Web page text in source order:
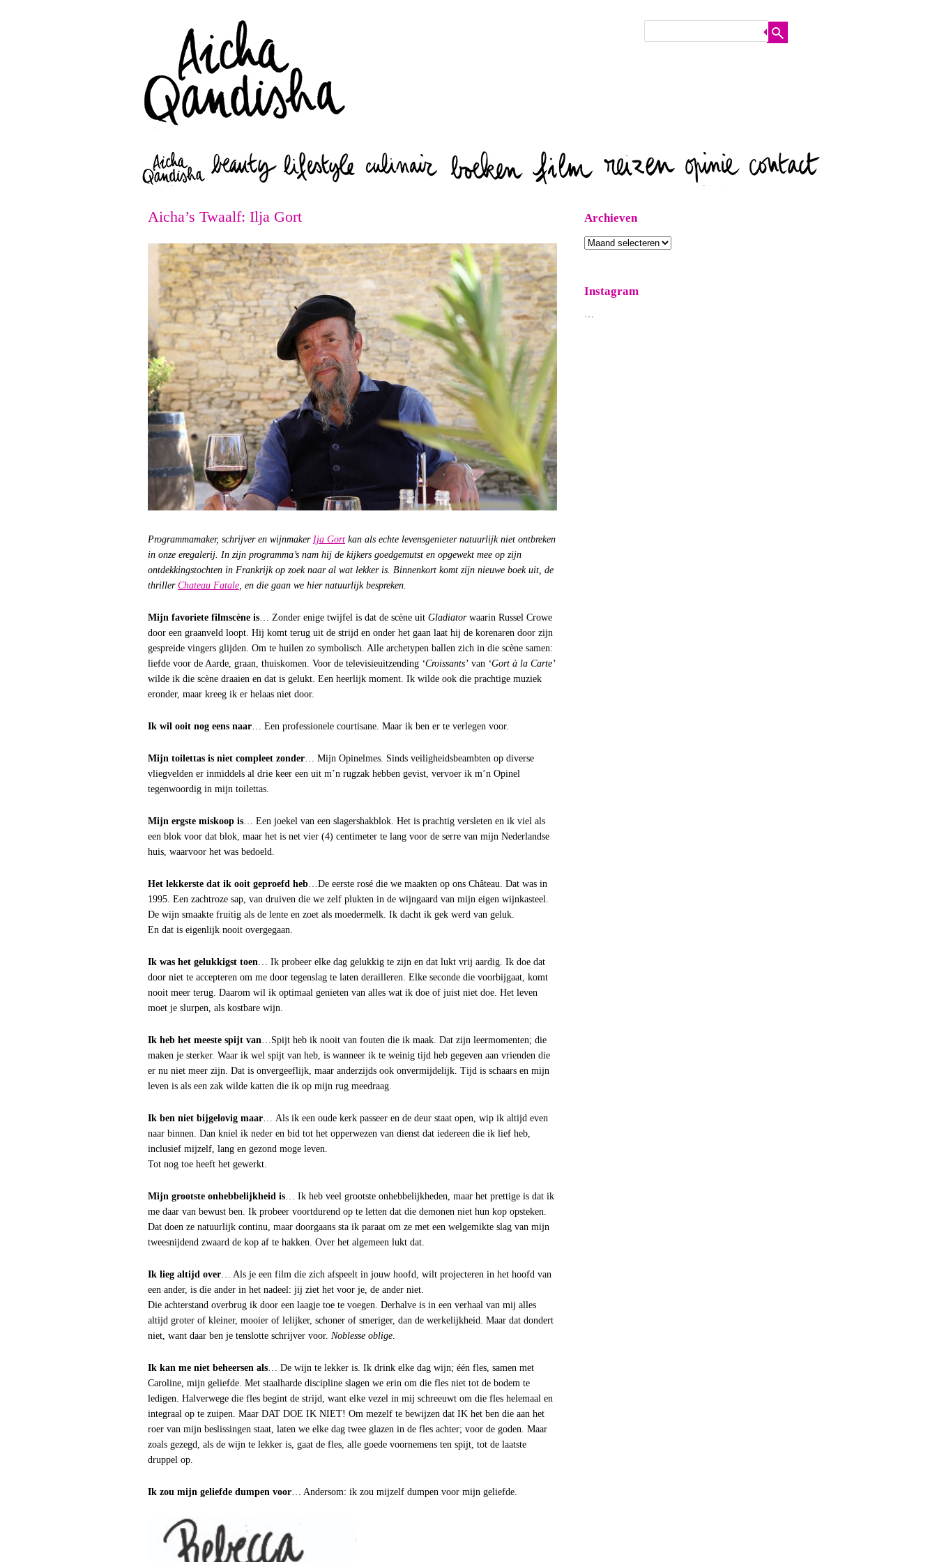
Aicha’s Twaalf: Ilja Gort
Programmamaker, schrijver en wijnmaker Ija Gort kan als echte levensgenieter natuurlijk niet ontbreken
in onze eregalerij. In zijn programma’s nam hij de kijkers goedgemutst en opgewekt mee op zijn
ontdekkingstochten in Frankrijk op zoek naar al wat lekker is. Binnenkort komt zijn nieuwe boek uit, de
thriller Chateau Fatale , en die gaan we hier natuurlijk bespreken.
Mijn favoriete filmscène is … Zonder enige twijfel is dat de scène uit Gladiatorwaarin Russel Crowe
door een graanveld loopt. Hij komt terug uit de strijd en onder het gaan laat hij de korenaren door zijn
gespreide vingers glijden. Om te huilen zo symbolisch. Alle archetypen ballen zich in die scène samen:
liefde voor de Aarde, graan, thuiskomen. Voor de televisieuitzending ‘Croissants’ van ‘Gort à la Carte’
wilde ik die scène draaien en dat is gelukt. Een heerlijk moment. Ik wilde ook die prachtige muziek
eronder, maar kreeg ik er helaas niet door.
Ik wil ooit nog eens naar … Een professionele courtisane. Maar ik ben er te verlegen voor.
Mijn toilettas is niet compleet zonder … Mijn Opinelmes. Sinds veiligheidsbeambten op diverse
vliegvelden er inmiddels al drie keer een uit m’n rugzak hebben gevist, vervoer ik m’n Opinel
tegenwoordig in mijn toilettas.
Mijn ergste miskoop is … Een joekel van een slagershakblok. Het is prachtig versleten en ik viel als
een blok voor dat blok, maar het is net vier (4) centimeter te lang voor de serre van mijn Nederlandse
huis, waarvoor het was bedoeld.
Het lekkerste dat ik ooit geproefd heb …De eerste rosé die we maakten op ons Château. Dat was in
1995. Een zachtroze sap, van druiven die we zelf plukten in de wijngaard van mijn eigen wijnkasteel.
De wijn smaakte fruitig als de lente en zoet als moedermelk. Ik dacht ik gek werd van geluk.
En dat is eigenlijk nooit overgegaan.
Ik was het gelukkigst toen … Ik probeer elke dag gelukkig te zijn en dat lukt vrij aardig. Ik doe dat
door niet te accepteren om me door tegenslag te laten derailleren. Elke seconde die voorbijgaat, komt
nooit meer terug. Daarom wil ik optimaal genieten van alles wat ik doe of juist niet doe. Het leven
moet je slurpen, als kostbare wijn.
Ik heb het meeste spijt van …Spijt heb ik nooit van fouten die ik maak. Dat zijn leermomenten; die
maken je sterker. Waar ik wel spijt van heb, is wanneer ik te weinig tijd heb gegeven aan vrienden die
er nu niet meer zijn. Dat is onvergeeflijk, maar anderzijds ook onvermijdelijk. Tijd is schaars en mijn
leven is als een zak wilde katten die ik op mijn rug meedraag.
Ik ben niet bijgelovig maar … Als ik een oude kerk passeer en de deur staat open, wip ik altijd even
naar binnen. Dan kniel ik neder en bid tot het opperwezen van dienst dat iedereen die ik lief heb,
inclusief mijzelf, lang en gezond moge leven.
Tot nog toe heeft het gewerkt.
Mijn grootste onhebbelijkheid is … Ik heb veel grootste onhebbelijkheden, maar het prettige is dat ik
me daar van bewust ben. Ik probeer voortdurend op te letten dat die demonen niet hun kop opsteken.
Dat doen ze natuurlijk continu, maar doorgaans sta ik paraat om ze met een welgemikte slag van mijn
tweesnijdend zwaard de kop af te hakken. Over het algemeen lukt dat.
Ik lieg altijd over … Als je een film die zich afspeelt in jouw hoofd, wilt projecteren in het hoofd van
een ander, is die ander in het nadeel: jij ziet het voor je, de ander niet.
Die achterstand overbrug ik door een laagje toe te voegen. Derhalve is in een verhaal van mij alles
altijd groter of kleiner, mooier of lelijker, schoner of smeriger, dan de werkelijkheid. Maar dat dondert
niet, want daar ben je tenslotte schrijver voor. Noblesse oblige
Ik kan me niet beheersen als … De wijn te lekker is. Ik drink elke dag wijn; één fles, samen met
Caroline, mijn geliefde. Met staalharde discipline slagen we erin om die fles niet tot de bodem te
ledigen. Halverwege die fles begint de strijd, want elke vezel in mij schreeuwt om die fles helemaal en
integraal op te zuipen. Maar DAT DOE IK NIET! Om mezelf te bewijzen dat IK het ben die aan het
roer van mijn beslissingen staat, laten we elke dag twee glazen in de fles achter; voor de goden. Maar
zoals gezegd, als de wijn te lekker is, gaat de fles, alle goede voornemens ten spijt, tot de laatste
druppel op.
Ik zou mijn geliefde dumpen voor … Andersom: ik zou mijzelf dumpen voor mijn geliefde.
Archieven
Archieven
Instagram
…